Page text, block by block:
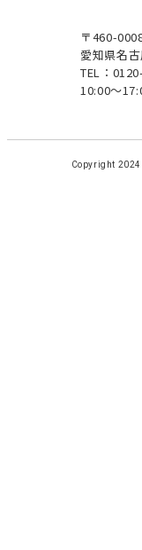
〒460-
愛知県名
TEL：
10:00～
Copyright